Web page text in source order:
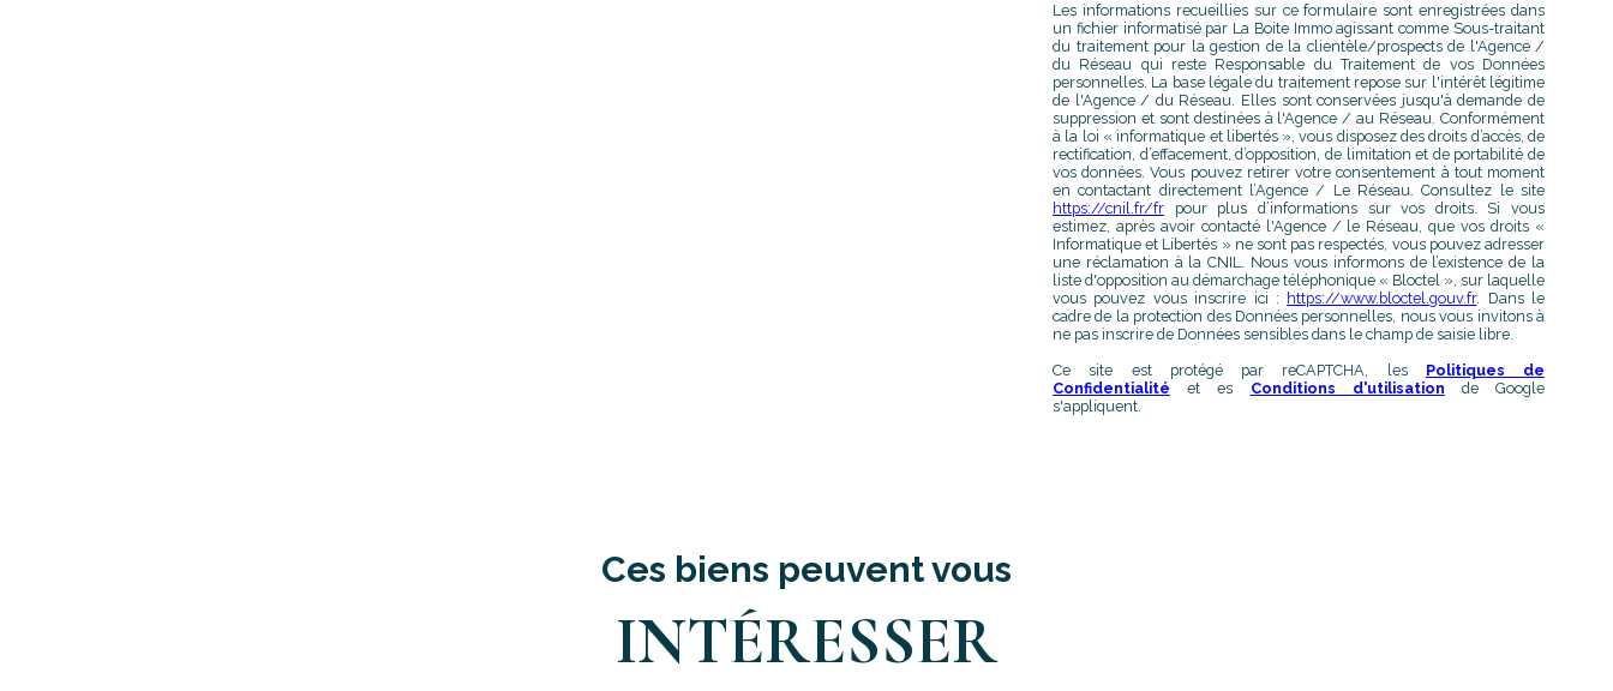
Les informations recueillies sur ce formulaire sont enregistrées dans
un fichier informatisé par La Boite Immo agissant comme Sous-traitant
du traitement pour la gestion de la clientèle/prospects de l'Agence /
du Réseau qui reste Responsable du Traitement de vos Données
personnelles. La base légale du traitement repose sur l'intérêt légitime
de l'Agence / du Réseau. Elles sont conservées jusqu'à demande de
suppression et sont destinées à l'Agence / au Réseau. Conformément
à la loi « informatique et libertés », vous disposez des droits d’accès, de
rectification, d’effacement, d’opposition, de limitation et de portabilité de
vos données. Vous pouvez retirer votre consentement à tout moment
en contactant directement l’Agence / Le Réseau. Consultez le site
https://cnil.fr/fr pour plus d’informations sur vos droits. Si vous
estimez, après avoir contacté l'Agence / le Réseau, que vos droits «
Informatique et Libertés » ne sont pas respectés, vous pouvez adresser
une réclamation à la CNIL. Nous vous informons de l’existence de la
liste d'opposition au démarchage téléphonique « Bloctel », sur laquelle
vous pouvez vous inscrire ici : https://www.bloctel.gouv.fr. Dans le
cadre de la protection des Données personnelles, nous vous invitons à
ne pas inscrire de Données sensibles dans le champ de saisie libre.
Ce site est protégé par reCAPTCHA, les Politiques de
Confidentialité et es Conditions d'utilisation de Google
s'appliquent.
Ces biens peuvent vous
INTÉRESSER